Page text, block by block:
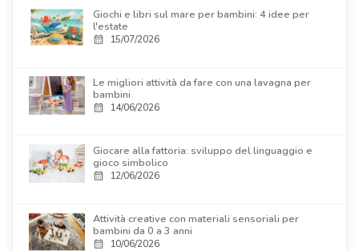
Giochi e libri sul mare per bambini: 4 idee per
l'estate
calendar_month 15/07/2026
Le migliori attività da fare con una lavagna per
bambini
calendar_month 14/06/2026
Giocare alla fattoria: sviluppo del linguaggio e
gioco simbolico
calendar_month 12/06/2026
Attività creative con materiali sensoriali per
bambini da 0 a 3 anni
calendar_month 10/06/2026